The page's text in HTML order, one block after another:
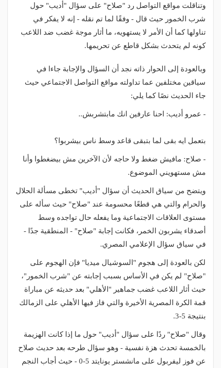
وتناقلت مواقع التواصل رد "صلاح" على سؤال "أديب" حول
شرب الخمور حيث قال - وفقًا لما تم نقله - إنه لا يفكر في
تناولها كما أن الأمر لا يستهويه، ما أثار موجة غضب ضد اللاعب
كونه لم يتحدث بشكل قاطع عن تحريمها.
وبالعودة إلى الحوار ذاته نجد أن السؤال والإجابة جاءا في
سياقين مختلفين عما تداولته مواقع التواصل الاجتماعي حيث
جاء الحديث نصًا كما يلي:
- عمرو أديب: احنا عارفين انك مابتشربش..
بتعمل ايه بقى لما بتبقى قاعد وسط ناس بيشربوا؟
- صلاح: مافيش ضغط ولا حاجه لأن الآخرين مش بيضغطوا وأنا
مش مستهويني الموضوع.
ويتضح من سياق الحديث أن سؤال "أديب" تخطى مسألة الحلال
والحرام والتي هي قطعًا محسومة عند "صلاح" حيث سأله على
مستوى العلاقات الاجتماعية وما يفعله حال تواجده وسط
أصدقاء يشربون الخمر، فكانت إجابة "صلاح" - المنطقية جدًا -
في سياق سؤال الإعلامي المصري.
لكن بالعودة إلى هجوم "السوشيال ميديا" فإن الهجوم على
"صلاح" لم يكن في الأساس بسبب إجابته عن "شرب الخمور"،
حيث أثار اللاعب غضب جماهير "الأهلي" بعد حديثه عن مباراة
قمة الكرة المصرية الأخيرة والتي فاز فيها الأهلي على الزمالك
بنتيجة 5-3.
وقال "صلاح" ردًا على سؤال "أديب" حول ما إذا كانت الهزيمة
بالخمسة تحدث هزة نفسية - وهو سؤال طرحه بعد حديث صلاح
عن فوز ليفربول على مانشستر يونايتد 5-0 - حيث أجاب النجم